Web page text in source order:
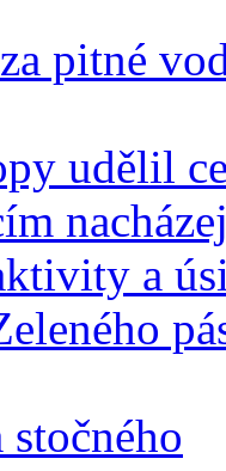
pitné
udělil
a
stočného